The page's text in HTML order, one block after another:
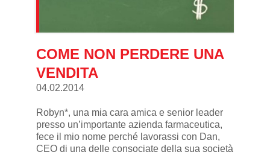
COME NON PERDERE UNA
VENDITA
04.02.2014
Robyn*, una mia cara amica e senior leader
presso un’importante azienda farmaceutica,
fece il mio nome perché lavorassi con Dan,
CEO di una delle consociate della sua società